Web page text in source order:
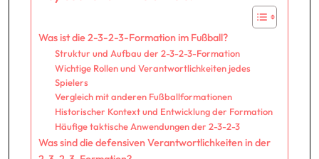
Was ist die 2-3-2-3-Formation im Fußball?
Struktur und Aufbau der 2-3-2-3-Formation
Wichtige Rollen und Verantwortlichkeiten jedes
Spielers
Vergleich mit anderen Fußballformationen
Historischer Kontext und Entwicklung der Formation
Häufige taktische Anwendungen der 2-3-2-3
Was sind die defensiven Verantwortlichkeiten in der